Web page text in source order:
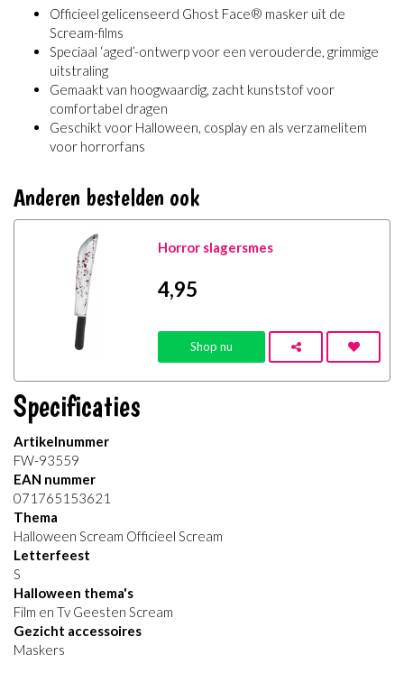
Officieel gelicenseerd Ghost Face® masker uit de
Scream-films
Speciaal ‘aged’-ontwerp voor een verouderde, grimmige
uitstraling
Gemaakt van hoogwaardig, zacht kunststof voor
comfortabel dragen
Geschikt voor Halloween, cosplay en als verzamelitem
voor horrorfans
Anderen bestelden ook
Horror slagersmes
4,95
Shop nu
Specificaties
Artikelnummer
FW-93559
EAN nummer
071765153621
Thema
Halloween Scream Officieel Scream
Letterfeest
S
Halloween thema's
Film en Tv Geesten Scream
Gezicht accessoires
Maskers